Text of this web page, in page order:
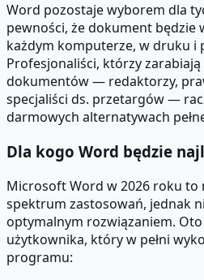
Word pozostaje wyborem dla
pewności, że dokument będzie
każdym komputerze, w druku i
Profesjonaliści, którzy
dokumentów — redaktorzy,
specjaliści ds. przetargów —
darmowych alternatywach
Dla kogo Word będzie
Microsoft Word w 2026 roku to
spektrum zastosowań, jednak
optymalnym rozwiązaniem.
użytkownika, który w pełni
programu: